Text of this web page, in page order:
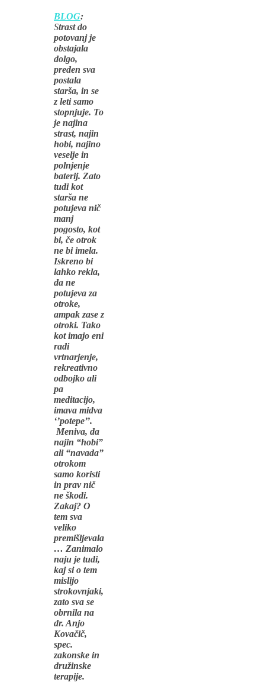
BLOG:
Strast do
potovanj je
obstajala
dolgo,
preden sva
postala
starša, in se
z leti samo
stopnjuje. To
je najina
strast, najin
hobi, najino
veselje in
polnjenje
baterij. Zato
tudi kot
starša ne
potujeva nič
manj
pogosto, kot
bi, če otrok
ne bi imela.
Iskreno bi
lahko rekla,
da ne
potujeva za
otroke,
ampak zase z
otroki. Tako
kot imajo eni
radi
vrtnarjenje,
rekreativno
odbojko ali
pa
meditacijo,
imava midva
‘’potepe’’.
Meniva, da
najin “hobi”
ali “navada”
otrokom
samo koristi
in prav nič
ne škodi.
Zakaj? O
tem sva
veliko
premišljevala
… Zanimalo
naju je tudi,
kaj si o tem
mislijo
strokovnjaki,
zato sva se
obrnila na
dr. Anjo
Kovačič,
spec.
zakonske in
družinske
terapije.